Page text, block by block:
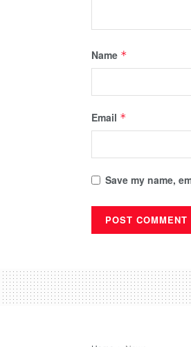
Name *
Email *
Save my name,